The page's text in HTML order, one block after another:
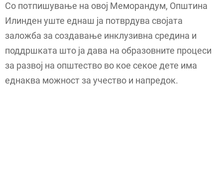
Со потпишување на овој Меморандум, Општина
Илинден уште еднаш ја потврдува својата
заложба за создавање инклузивна средина и
поддршката што ја дава на образовните процеси
за развој на општество во кое секое дете има
еднаква можност за учество и напредок.